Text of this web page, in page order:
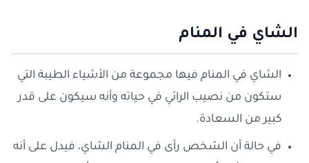
الشاي في المنام
الشاي في المنام فيها مجموعة من الأشياء الطيبة التي
ستكون من نصيب الرائي في حياته وأنه سيكون على قدر
كبير من السعادة.
في حالة أن الشخص رأى في المنام الشاي، فيدل على أنه